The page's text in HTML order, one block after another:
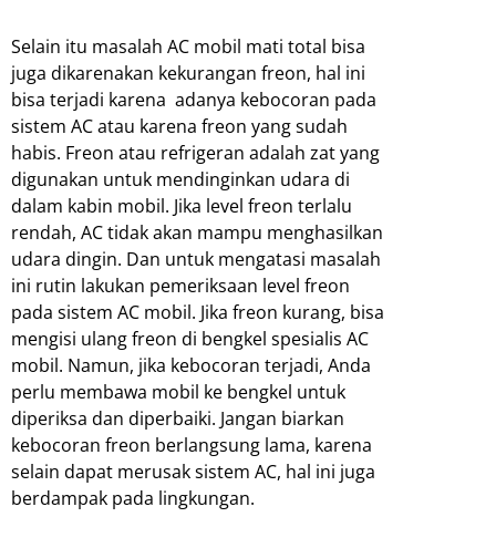
Selain itu masalah AC mobil mati total bisa
juga dikarenakan kekurangan freon, hal ini
bisa terjadi karena adanya kebocoran pada
sistem AC atau karena freon yang sudah
habis. Freon atau refrigeran adalah zat yang
digunakan untuk mendinginkan udara di
dalam kabin mobil. Jika level freon terlalu
rendah, AC tidak akan mampu menghasilkan
udara dingin. Dan untuk mengatasi masalah
ini rutin lakukan pemeriksaan level freon
pada sistem AC mobil. Jika freon kurang, bisa
mengisi ulang freon di bengkel spesialis AC
mobil. Namun, jika kebocoran terjadi, Anda
perlu membawa mobil ke bengkel untuk
diperiksa dan diperbaiki. Jangan biarkan
kebocoran freon berlangsung lama, karena
selain dapat merusak sistem AC, hal ini juga
berdampak pada lingkungan.